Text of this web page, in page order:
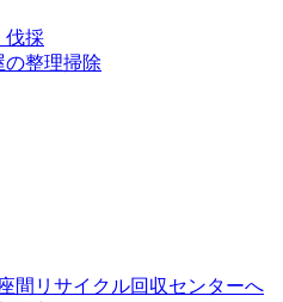
伐採
の整理掃除
間リサイクル回収センターへ